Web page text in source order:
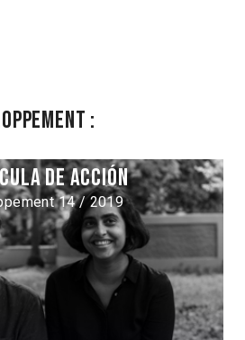
:
de acción
14 / 2019